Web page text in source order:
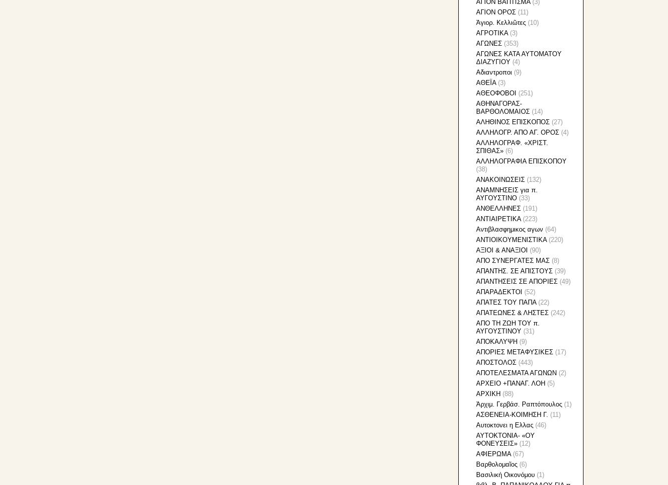
ΑΓΙΟΝ ΒΑΠΤΙΣΜΑ(3)
ΑΓΙΟΝ ΟΡΟΣ (11)
Ἁγιορ. Κελλιῶτες (10)
ΑΓΡΟΤΙΚΑ(3)
ΑΓΩΝΕΣ (353)
ΑΓΩΝΕΣ ΚΑΤΑ ΑΥΤΟΜΑΤΟΥ
ΔΙΑΖΥΓΙΟΥ (4)
Αδιαντροποι (9)
ΑΘΕΪΑ(3)
ΑΘΕΟΦΟΒΟΙ (251)
ΑΘΗΝΑΓΟΡΑΣ-
ΒΑΡΘΟΛΟΜΑΙΟΣ (14)
ΑΛΗΘΙΝΟΣ ΕΠΙΣΚΟΠΟΣ (27)
ΑΛΛΗΛΟΓΡ. ΑΠΟ ΑΓ. ΟΡΟΣ (4)
ΑΛΛΗΛΟΓΡΑΦ. «ΧΡΙΣΤ.
ΣΠΙΘΑΣ» (6)
ΑΛΛΗΛΟΓΡΑΦΙA ΕΠΙΣΚΟΠΟΥ
(38)
ΑΝΑΚΟΙΝΩΣΕΙΣ (132)
ΑΝΑΜΝΗΣΕΙΣ για π.
ΑΥΓΟΥΣΤΙΝΟ (33)
ΑΝΘΕΛΛΗΝΕΣ (191)
ΑΝΤΙΑΙΡΕΤΙΚΑ(223)
Αντιβλασφημικος αγων (64)
ΑΝΤΙΟΙΚΟΥΜΕΝΙΣΤΙΚΑ(220)
ΑΞΙΟΙ & ΑΝΑΞΙΟΙ (90)
ΑΠO ΣYNEΡΓATEΣ MAΣ (8)
ΑΠΑΝΤΗΣ. ΣΕ ΑΠΙΣΤΟΥΣ (39)
ΑΠΑΝΤΗΣΕΙΣ ΣΕ ΑΠΟΡΙΕΣ (49)
ΑΠΑΡΑΔΕΚΤΟΙ (52)
ΑΠΑΤΕΣ ΤΟΥ ΠΑΠΑ(22)
ΑΠΑΤΕΩΝΕΣ & ΛΗΣΤΕΣ (242)
ΑΠΟ ΤΗ ΖΩΗ ΤΟΥ π.
ΑΥΓΟΥΣΤΙΝΟΥ (31)
ΑΠΟΚΑΛΥΨΗ (9)
ΑΠΟΡΙΕΣ ΜΕΤΑΦΥΣΙΚΕΣ (17)
ΑΠΟΣΤΟΛΟΣ (443)
ΑΠΟΤΕΛΕΣΜΑΤΑ ΑΓΩΝΩΝ (2)
ΑΡΧΕΙΟ +ΠΑΝΑΓ. ΛΟΗ (5)
ΑΡΧΙΚΗ (88)
Ἀρχιμ. Γερβάσ. Ραπτόπουλος (1)
ΑΣΘΕΝΕΙΑ-ΚΟΙΜΗΣΗ Γ. (11)
Αυτοκτονει η Ελλας (46)
ΑΥΤΟΚΤΟΝΙΑ- «ΟΥ
ΦΟΝΕΥΣΕΙΣ» (12)
ΑΦΙΕΡΩΜΑ(67)
Βαρθολομαῖος (6)
Βασιλική Οικονόμου (1)